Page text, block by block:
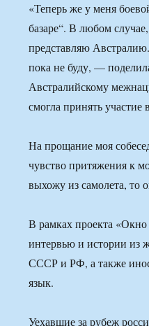
«Теперь же у меня
базаре“. В любом
представляю
пока не буду, —
Австралийскому
смогла принять участие
На прощание моя
чувство притяжения к
выхожу из самолета,
В рамках проекта
интервью и истории из
СССР и РФ, а также
язык.
Уехавшие за рубеж